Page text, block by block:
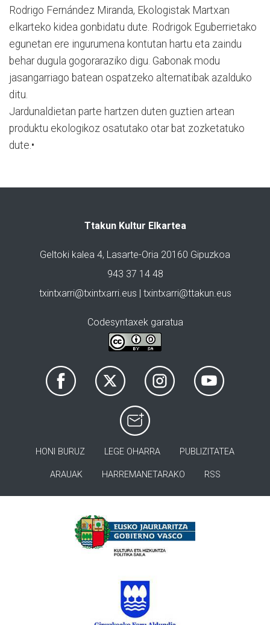
Rodrigo Fernández Miranda, Ekologistak Martxan
elkarteko kidea gonbidatu dute. Rodrigok Eguberrietako
egunetan ere ingurumena kontutan hartu eta zaindu
behar dugula gogoraraziko digu. Gabonak modu
jasangarriago batean ospatzeko alternatibak azalduko
ditu.
Jardunaldietan parte hartzen duten guztien artean
produktu ekologikoz osatutako otar bat zozketatuko
dute.•
Ttakun Kultur Elkartea
Geltoki kalea 4, Lasarte-Oria 20160 Gipuzkoa
943 37 14 48
txintxarri@txintxarri.eus | txintxarri@ttakun.eus
Codesyntaxek garatua
HONI BURUZ LEGE OHARRA PUBLIZITATEA
ARAUAK HARREMANETARAKO RSS